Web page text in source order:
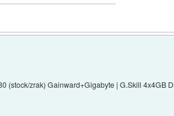
(stock/zrak) Gainward+Gigabyte | G.Skill 4x4GB